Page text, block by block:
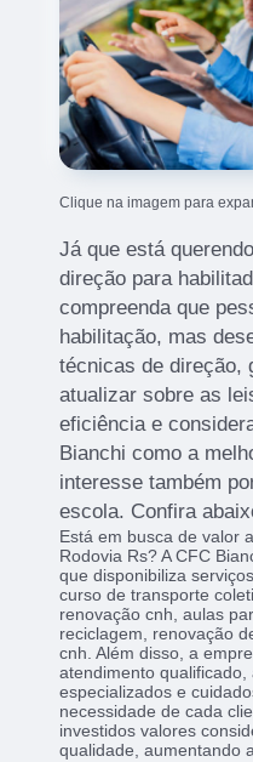
Clique na imagem para
Já que está
direção para
compreenda que
habilitação, mas
técnicas de direção,
atualizar sobre as
eficiência e
Bianchi como a
interesse também
escola. Confira
Está em busca de valor
Rodovia Rs? A CFC
que disponibiliza
curso de transporte
renovação cnh, aulas
reciclagem, renovação
cnh. Além disso, a
atendimento
especializados e
necessidade de cada
investidos valores
qualidade, aumentando